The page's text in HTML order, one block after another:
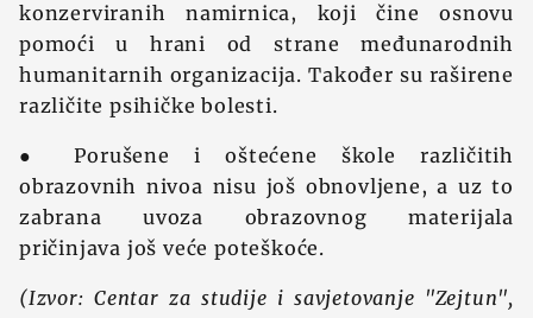
konzerviranih namirnica, koji čine osnovu
pomoći u hrani od strane međunarodnih
humanitarnih organizacija. Također su raširene
različite psihičke bolesti.
● Porušene i oštećene škole različitih
obrazovnih nivoa nisu još obnovljene, a uz to
zabrana uvoza obrazovnog materijala
pričinjava još veće poteškoće.
(Izvor: Centar za studije i savjetovanje "Zejtun",